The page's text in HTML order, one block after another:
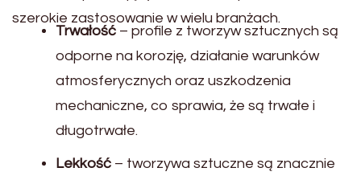
szerokie zastosowanie w wielu branżach.
Trwałość – profile z tworzyw sztucznych są
odporne na korozję, działanie warunków
atmosferycznych oraz uszkodzenia
mechaniczne, co sprawia, że są trwałe i
długotrwałe.
Lekkość – tworzywa sztuczne są znacznie